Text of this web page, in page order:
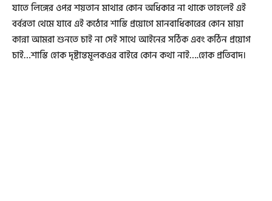
যাতে লিঙ্গের ওপর শয়তান মাথার কোন অধিকার না থাকে তাহলেই এই
বর্বরতা থেমে যাবে এই কঠোর শাস্তি প্রয়োগে মানবাধিকারের কোন মায়া
কান্না আমরা শুনতে চাই না সেই সাথে আইনের সঠিক এবং কঠিন প্রয়োগ
চাই…শাস্তি হোক দৃষ্টান্তমূলকএর বাইরে কোন কথা নাই….হোক প্রতিবাদ।